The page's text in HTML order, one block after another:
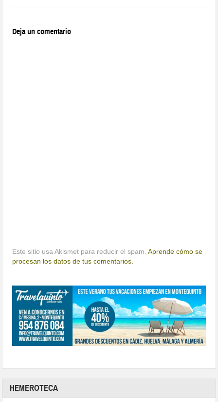
Deja un comentario
Este sitio usa Akismet para reducir el spam.Aprende cómo se
procesan los datos de tus comentarios.
HEMEROTECA